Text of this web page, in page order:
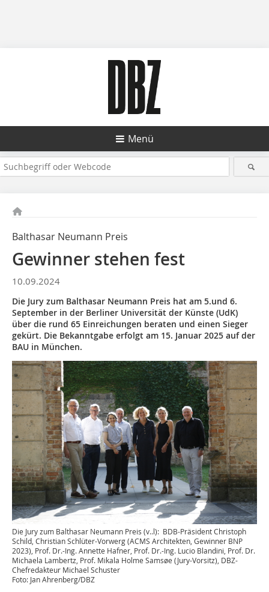
Menü
Balthasar Neumann Preis
Gewinner stehen fest
10.09.2024
Die Jury zum Balthasar Neumann Preis hat am 5.und 6.
September in der Berliner Universität der Künste (UdK)
über die rund 65 Einreichungen beraten und einen Sieger
gekürt. Die Bekanntgabe erfolgt am 15. Januar 2025 auf der
BAU in München.
Die Jury zum Balthasar Neumann Preis (v..l): BDB-Präsident Christoph
Schild, Christian Schlüter-Vorwerg (ACMS Architekten, Gewinner BNP
2023), Prof. Dr.-Ing. Annette Hafner, Prof. Dr.-Ing. Lucio Blandini, Prof. Dr.
Michaela Lambertz, Prof. Mikala Holme Samsøe (Jury-Vorsitz), DBZ-
Chefredakteur Michael Schuster
Foto: Jan Ahrenberg/DBZ